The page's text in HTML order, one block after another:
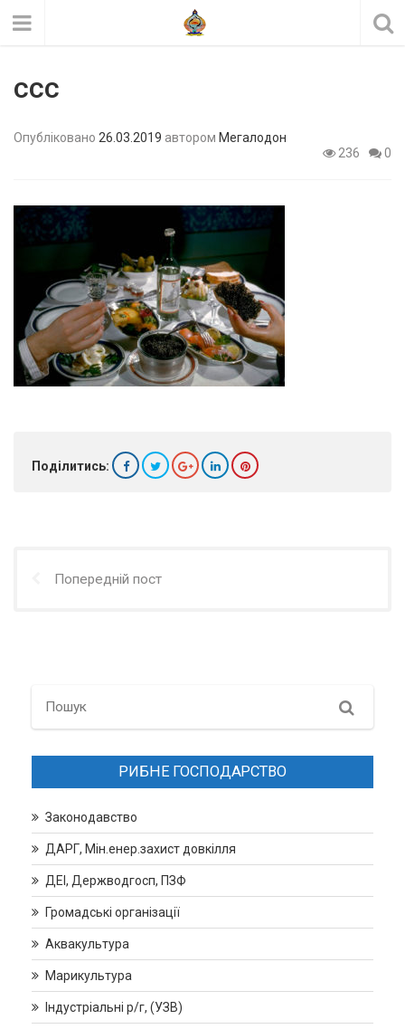
ccc
Опубліковано 26.03.2019 автором Мегалодон
236
0
Поділитись:
Попередній пост
Search
РИБНЕ ГОСПОДАРСТВО
Законодавство
ДАРГ, Мін.енер.захист довкілля
ДЕІ, Держводгосп, ПЗФ
Громадські організації
Аквакультура
Марикультура
Індустріальні р/г, (УЗВ)